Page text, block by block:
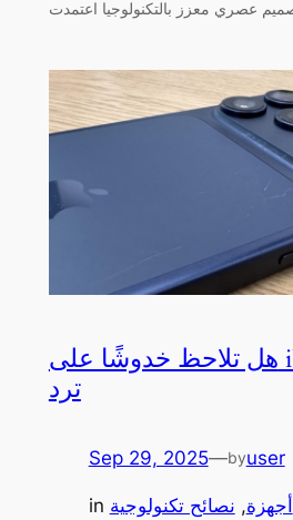
هل تلاحظ خدوشًا على iPhone 17؟ آبل
ترد
Sep 29, 2025—byuser
in أجهزة, نصائح تكنولوجية